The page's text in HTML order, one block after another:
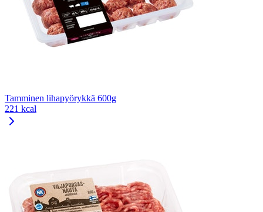
Tamminen lihapyörykkä 600g
221 kcal